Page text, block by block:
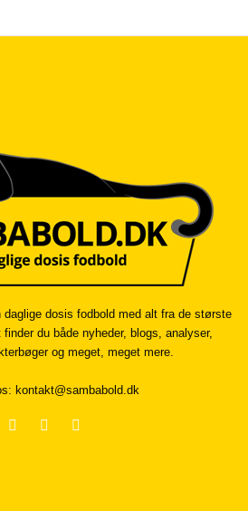
dosis fodbold med alt fra de største
du både nyheder, blogs, analyser,
og meget, meget mere.
kontakt@sambabold.dk